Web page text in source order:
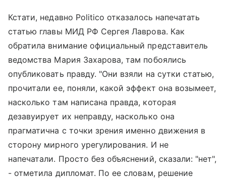
Кстати, недавно Politico отказалось напечатать
статью главы МИД РФ Сергея Лаврова. Как
обратила внимание официальный представитель
ведомства Мария Захарова, там побоялись
опубликовать правду. "Они взяли на сутки статью,
прочитали ее, поняли, какой эффект она возымеет,
насколько там написана правда, которая
дезавуирует их неправду, насколько она
прагматична с точки зрения именно движения в
сторону мирного урегулирования. И не
напечатали. Просто без объяснений, сказали: "нет",
- отметила дипломат. По ее словам, решение